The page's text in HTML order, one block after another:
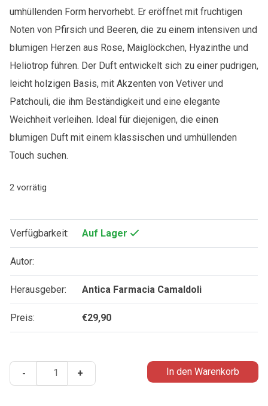
umhüllenden Form hervorhebt. Er eröffnet mit fruchtigen
Noten von Pfirsich und Beeren, die zu einem intensiven und
blumigen Herzen aus Rose, Maiglöckchen, Hyazinthe und
Heliotrop führen. Der Duft entwickelt sich zu einer pudrigen,
leicht holzigen Basis, mit Akzenten von Vetiver und
Patchouli, die ihm Beständigkeit und eine elegante
Weichheit verleihen. Ideal für diejenigen, die einen
blumigen Duft mit einem klassischen und umhüllenden
Touch suchen.
2 vorrätig
Verfügbarkeit: Auf Lager
Autor:
Herausgeber: Antica Farmacia Camaldoli
Preis: €29,90
- + In den Warenkorb